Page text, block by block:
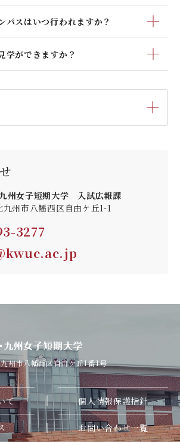
などの資格を持つ者もたくさんいます
相談ください。
パスはいつ行われますか？
生活や入試についての個別相談も行わ
軽にご参加ください。
学ができますか？
す（ただし第2・4土曜日、日曜・祝日
ット
ス
州女子短期大学 入試広報課
州市八幡西区自由ケ丘1-1
3277
州市八幡西区自由ケ丘1番1号
て 個人情報保護指針
お問い合わせ一覧